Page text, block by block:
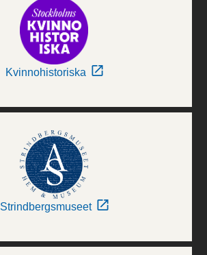
Kvinnohistoriska
Strindbergsmuseet